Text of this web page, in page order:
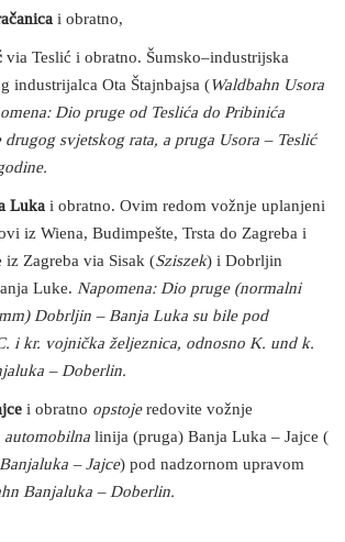
i obratno,
via Teslić i obratno. Šumsko–industrijska
industrijalca Ota Štajnbajsa (Waldbahn Usora
Dio pruge od Teslića do Pribinića
svjetskog rata, a pruga Usora – Teslić
Luka i obratno. Ovim redom vožnje uplanjeni
iz Wiena, Budimpešte, Trsta do Zagreba i
iz Zagreba via Sisak (Sziszek) i Dobrljin
Luke. Napomena: Dio pruge (normalni
Dobrljin – Banja Luka su bile pod
i kr. vojnička željeznica, odnosno K. und k.
– Doberlin.
i obratno opstojeredovite vožnje
automobilna linija (pruga) Banja Luka – Jajce (
– Jajce) pod nadzornom upravom
Banjaluka – Doberlin.